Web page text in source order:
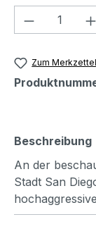
Produkt
Zum
Beschreibung
An der
Stadt San